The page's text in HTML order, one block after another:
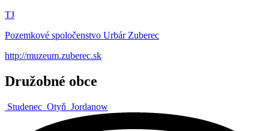
TJ
Pozemkové spoločenstvo Urbár Zuberec
http://muzeum.zuberec.sk
Družobné obce
Studenec Otyň Jordanow